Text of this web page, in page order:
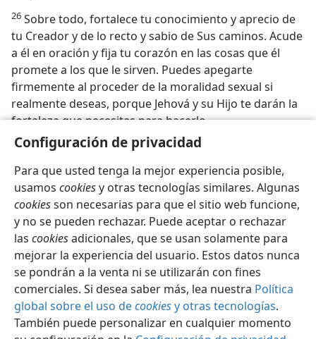
Configuración de privacidad
Para que usted tenga la mejor experiencia posible,
usamos cookiesy otras tecnologías similares. Algunas
cookiesson necesarias para que el sitio web funcione,
y no se pueden rechazar. Puede aceptar o rechazar
las cookiesadicionales, que se usan solamente para
mejorar la experiencia del usuario. Estos datos nunca
se pondrán a la venta ni se utilizarán con fines
comerciales. Si desea saber más, lea nuestra Política
global sobre el uso decookiesy otras tecnologías.
También puede personalizar en cualquier momento
26 Sobre todo, fortalece tu conocimiento y aprecio de
tu Creador y de lo recto y sabio de Sus caminos. Acude
a él en oración y fija tu corazón en las cosas que él
promete a los que le sirven. Puedes apegarte
firmemente al proceder de la moralidad sexual si
realmente deseas, porque Jehová y su Hijo te darán la
fortaleza que necesitas para hacerlo.
Español Compartir Configuración
Copyright© 2026 Watch Tower Bible and Tract Society of Pennsylvania
Condiciones de uso
Política de privacidad
Configuración de privacidad
JW.ORG Iniciar sesión